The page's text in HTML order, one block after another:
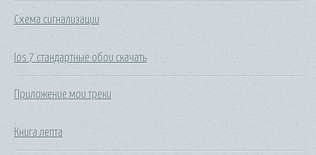
Схема сигнализации
Ios 7 стандартные обои скачать
Приложение мои треки
Книга лепта